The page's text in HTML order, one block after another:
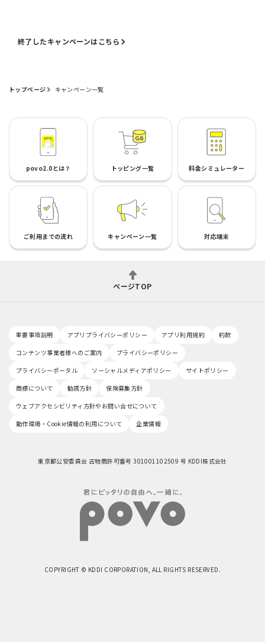
終了したキャンペーンはこちら
トップページ キャンペーン一覧
povo2.0とは？ トッピング一覧 料金シミュレーター
ご利用までの流れ キャンペーン一覧 対応端末
ページTOP
重要事項説明 アプリプライバシーポリシー アプリ利用規約
約款
コンテンツ事業者様へのご案内
プライバシーポリシー
プライバシーポータル
ソーシャルメディアポリシー
サイトポリシー
商標について
勧誘方針
保険募集方針
ウェブアクセシビリティ方針やお問い合せについて
動作環境・Cookie情報の利用について
企業情報
東京都公安委員会 古物商許可番号 301001102509 号 KDDI株式会社
COPYRIGHT © KDDI CORPORATION, ALL RIGHTS RESERVED.